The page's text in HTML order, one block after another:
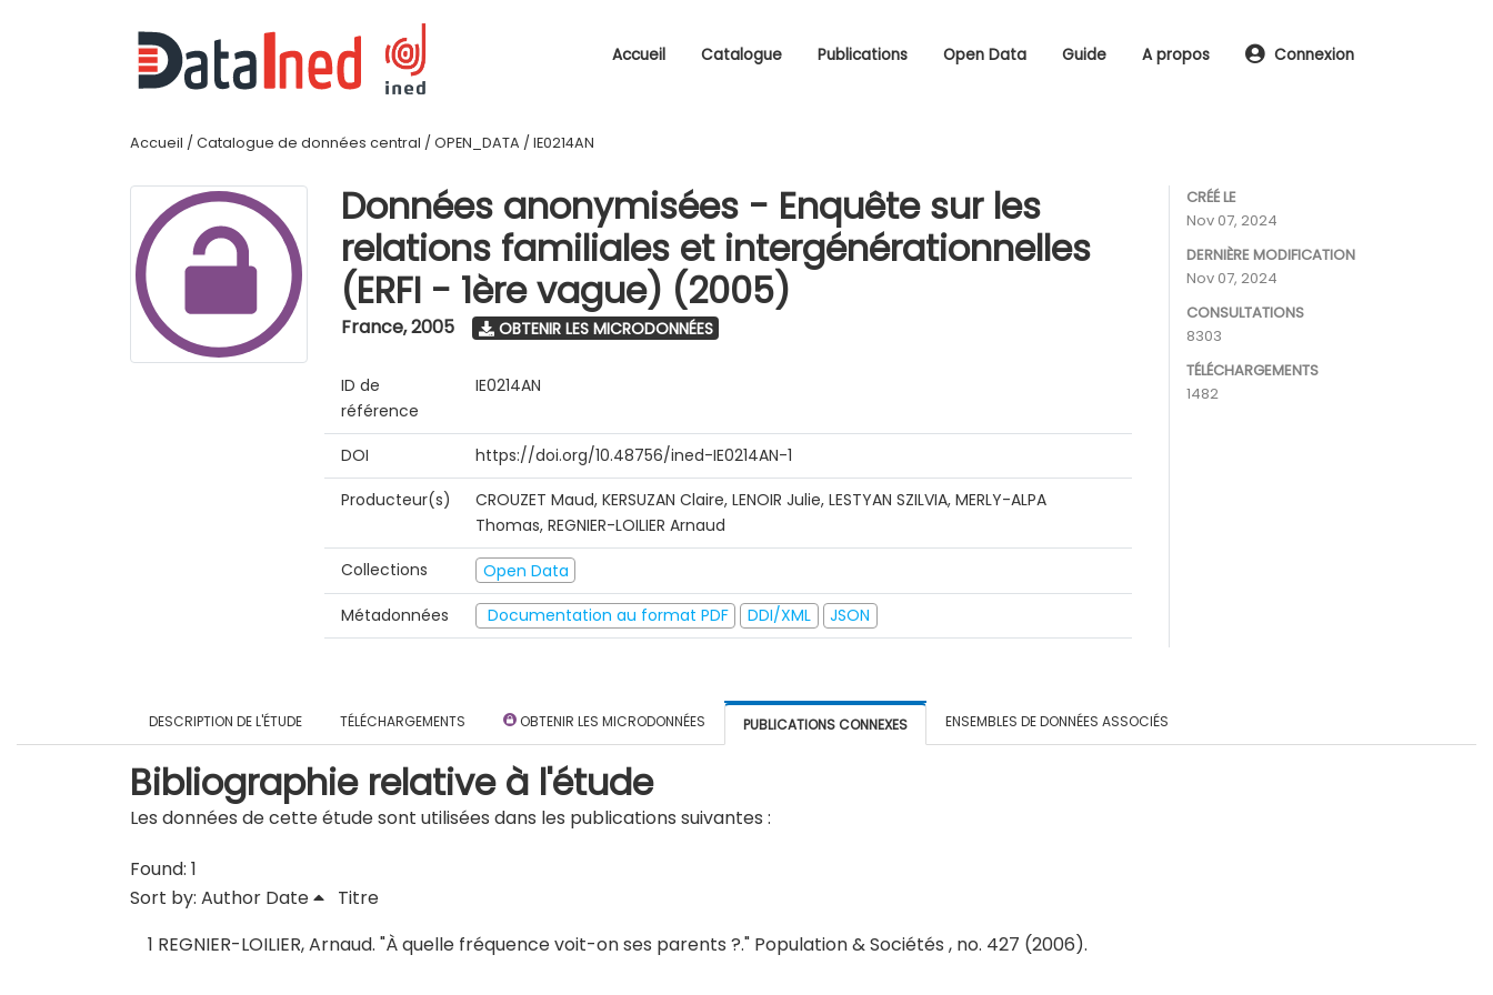
Accueil Catalogue Publications Open Data Guide A propos Connexion
Accueil / Catalogue de données central / OPEN_DATA / IE0214AN
Données anonymisées - Enquête sur les
relations familiales et intergénérationnelles
(ERFI - 1ère vague) (2005)
France,2005 OBTENIR LES MICRODONNÉES
ID de
référence
IE0214AN
DOI
https://doi.org/10.48756/ined-IE0214AN-1
Producteur(s)
CROUZET Maud, KERSUZAN Claire, LENOIR Julie, LESTYAN SZILVIA, MERLY-ALPA
Thomas, REGNIER-LOILIER Arnaud
Collections
Open Data
Métadonnées
Documentation au format PDF DDI/XML JSON
CRÉÉ LE
Nov 07, 2024
DERNIÈRE MODIFICATION
Nov 07, 2024
CONSULTATIONS
8303
TÉLÉCHARGEMENTS
1482
DESCRIPTION DE L'ÉTUDE TÉLÉCHARGEMENTS OBTENIR LES MICRODONNÉES PUBLICATIONS CONNEXES ENSEMBLES DE DONNÉES ASSOCIÉS
Bibliographie relative à l'étude
Les données de cette étude sont utilisées dans les publications suivantes :
Found: 1
Sort by: Author Date
Titre
1 REGNIER-LOILIER, Arnaud. "À quelle fréquence voit-on ses parents ?." Population & Sociétés , no. 427 (2006).